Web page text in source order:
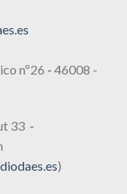
nº26 - 46008 -
33 -
)